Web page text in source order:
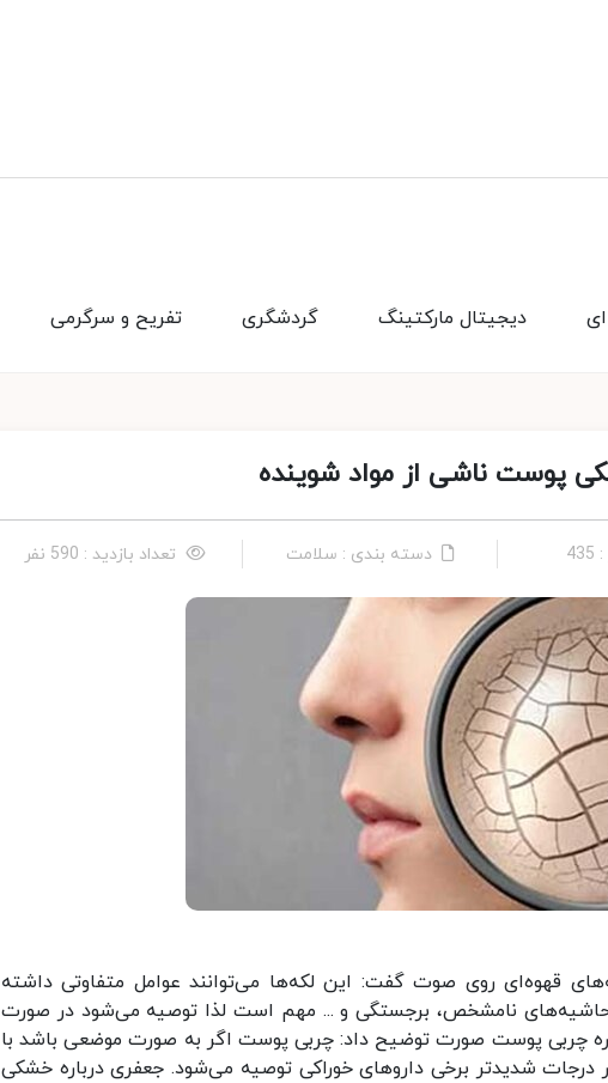
تفریح و سرگرمی گردشگری دیجیتال مارکتینگ
پوست ناشی از مواد شوینده
دسته بندی : سلامت تعداد بازدید : 590 نفر
قهوه‌ای روی صوت گفت: این لکه‌ها می‌توانند عوامل متفاوتی داشته
حاشیه‌های نامشخص، برجستگی و ... مهم است لذا توصیه می‌شود در صورت
چربی پوست صورت توضیح داد: چربی پوست اگر به صورت موضعی باشد با
درجات شدیدتر برخی داروهای خوراکی توصیه می‌شود. جعفری درباره خشکی